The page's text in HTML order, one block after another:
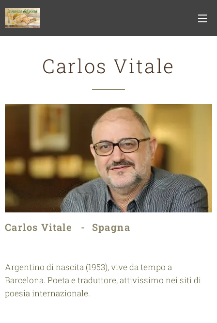
Carlos Vitale
Carlos Vitale - Spagna
Argentino di nascita (1953), vive da tempo a
Barcelona. Poeta e traduttore, attivissimo nei siti di
poesia internazionale.